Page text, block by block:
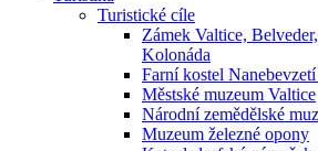
Turistické cíle
Zámek Valtice,
Kolonáda
Farní kostel
Městské muzeum Valtice
Národní zemědělské
Muzeum železné opony